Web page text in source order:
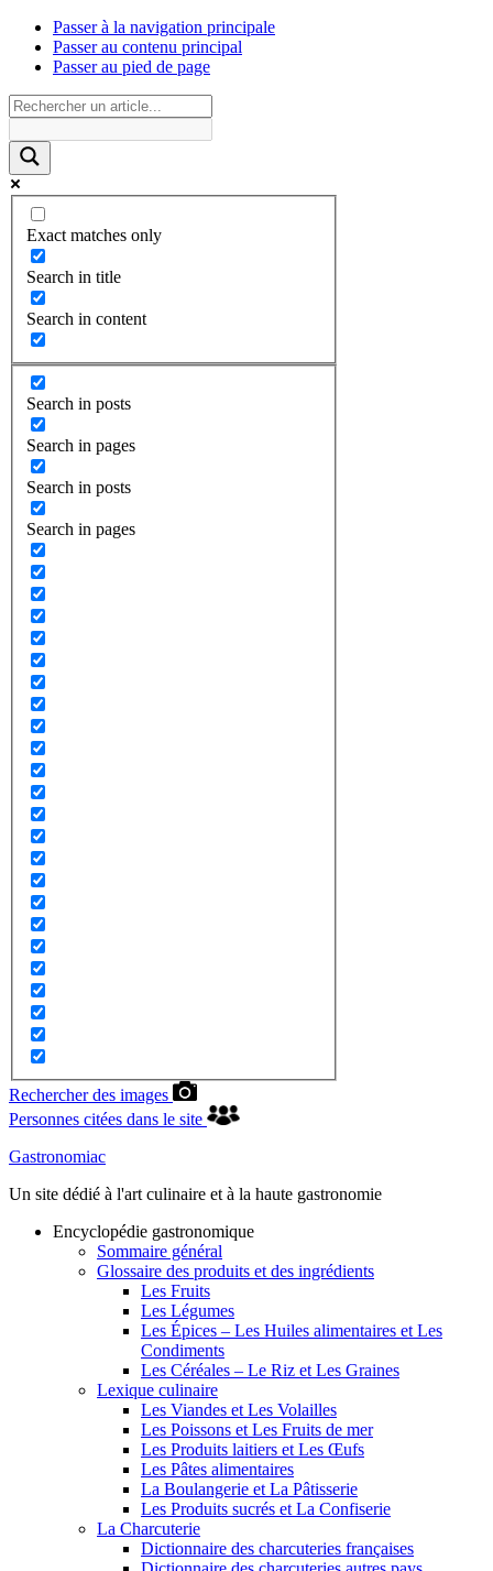
Passer à la navigation principale
Passer au contenu principal
Passer au pied de page
Exact matches only
Search in title
Search in content
Search in posts
Search in pages
Search in posts
Search in pages
Rechercher des images
Personnes citées dans le site
Gastronomiac
Un site dédié à l'art culinaire et à la haute gastronomie
Encyclopédie gastronomique
Sommaire général
Glossaire des produits et des ingrédients
Les Fruits
Les Légumes
Les Épices – Les Huiles alimentaires et Les
Condiments
Les Céréales – Le Riz et Les Graines
Lexique culinaire
Les Viandes et Les Volailles
Les Poissons et Les Fruits de mer
Les Produits laitiers et Les Œufs
Les Pâtes alimentaires
La Boulangerie et La Pâtisserie
Les Produits sucrés et La Confiserie
La Charcuterie
Dictionnaire des charcuteries françaises